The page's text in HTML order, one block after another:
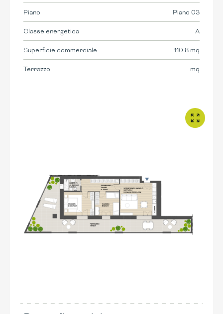
Piano Piano 03
Classe energetica A
Superficie commerciale 110.8 mq
Terrazzo mq